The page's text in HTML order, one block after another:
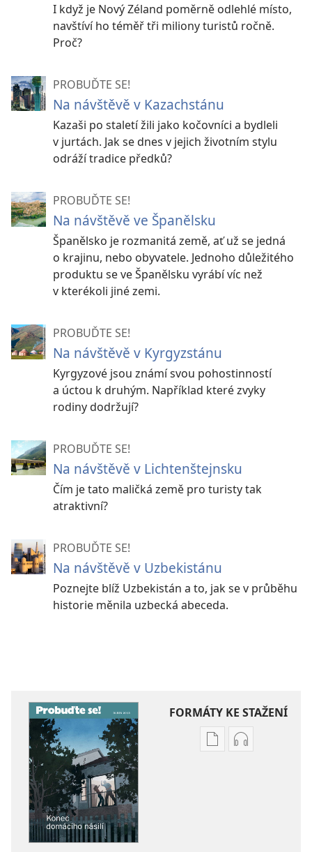
I když je Nový Zéland poměrně odlehlé místo,
navštíví ho téměř tři miliony turistů ročně.
Proč?
PROBUĎTE SE!
Na návštěvě v Kazachstánu
Kazaši po staletí žili jako kočovníci a bydleli
v jurtách. Jak se dnes v jejich životním stylu
odráží tradice předků?
PROBUĎTE SE!
Na návštěvě ve Španělsku
Španělsko je rozmanitá země, ať už se jedná
o krajinu, nebo obyvatele. Jednoho důležitého
produktu se ve Španělsku vyrábí víc než
v kterékoli jiné zemi.
PROBUĎTE SE!
Na návštěvě v Kyrgyzstánu
Kyrgyzové jsou známí svou pohostinností
a úctou k druhým. Například které zvyky
rodiny dodržují?
PROBUĎTE SE!
Na návštěvě v Lichtenštejnsku
Čím je tato maličká země pro turisty tak
atraktivní?
PROBUĎTE SE!
Na návštěvě v Uzbekistánu
Poznejte blíž Uzbekistán a to, jak se v průběhu
historie měnila uzbecká abeceda.
FORMÁTY KE STAŽENÍ
FormátyFormáty